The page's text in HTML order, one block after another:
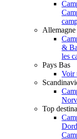
Allemagne
&
les
Pays Bas
Voir
Top